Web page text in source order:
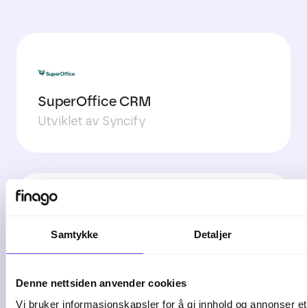
Samtykke Detaljer
Denne nettsiden anvender cookies
Vi bruker informasjonskapsler for å gi innhold og annonser
SuperOffice CRM
Utviklet av Syncify
Xsale